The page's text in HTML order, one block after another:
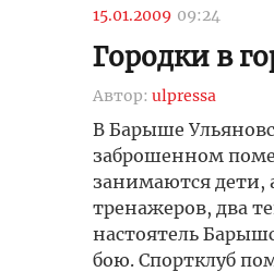
15.01.2009 09:24
Городки в
Автор: ulpressa
В Барыше
заброшенном
занимаются дети,
тренажеров, два
настоятель
бою. Спортклуб